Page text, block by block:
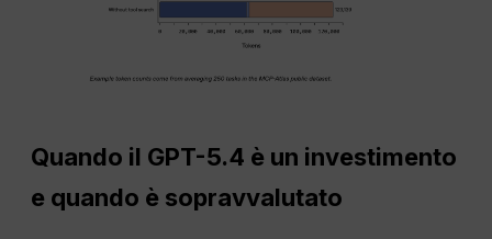
Quando il GPT-5.4 è un investimento
e quando è sopravvalutato